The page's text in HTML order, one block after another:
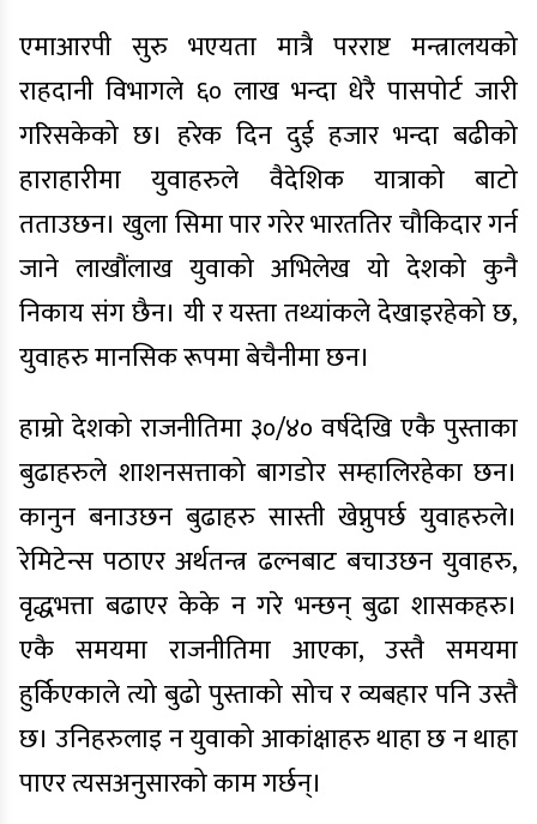
एमाआरपी सुरु भएयता मात्रै परराष्ट मन्त्रालयको
राहदानी विभागले ६० लाख भन्दा धेरै पासपोर्ट जारी
गरिसकेको छ। हरेक दिन दुई हजार भन्दा बढीको
हाराहारीमा युवाहरुले वैदेशिक यात्राको बाटो
तताउछन। खुला सिमा पार गरेर भारततिर चौकिदार गर्न
जाने लाखौंलाख युवाको अभिलेख यो देशको कुनै
निकाय संग छैन। यी र यस्ता तथ्यांकले देखाइरहेको छ,
युवाहरु मानसिक रूपमा बेचैनीमा छन।
हाम्रो देशको राजनीतिमा ३०/४० वर्षदेखि एकै पुस्ताका
बुढाहरुले शाशनसत्ताको बागडोर सम्हालिरहेका छन।
कानुन बनाउछन बुढाहरु सास्ती खेप्नुपर्छ युवाहरुले।
रेमिटेन्स पठाएर अर्थतन्त्र ढल्नबाट बचाउछन युवाहरु,
वृद्धभत्ता बढाएर केके न गरे भन्छन् बुढा शासकहरु।
एकै समयमा राजनीतिमा आएका, उस्तै समयमा
हुर्किएकाले त्यो बुढो पुस्ताको सोच र व्यबहार पनि उस्तै
छ। उनिहरुलाइ न युवाको आकांक्षाहरु थाहा छ न थाहा
पाएर त्यसअनुसारको काम गर्छन्।